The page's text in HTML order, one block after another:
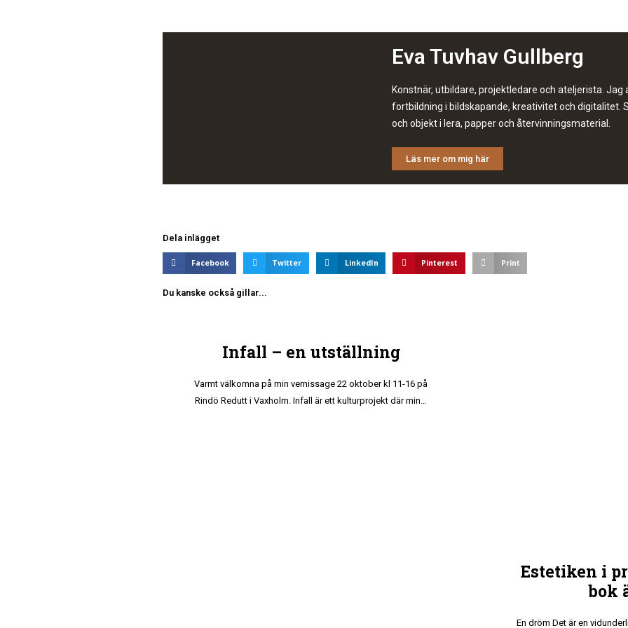
Eva Tuvhav Gullberg
Konstnär, utbildare, projektledare och ateljerista. Jag
fortbildning i bildskapande, kreativitet och digitalitet.
och objekt i lera, papper och återvinningsmaterial.
Läs mer om mig här
Dela inlägget
Facebook Twitter LinkedIn Pinterest Print
Du kanske också gillar...
Infall – en utställning
Varmt välkomna på min vernissage 22 oktober kl 11-16 på
Rindö Redutt i Vaxholm. Infall är ett kulturprojekt där min…
Estetiken i
bok
En dröm Det är en